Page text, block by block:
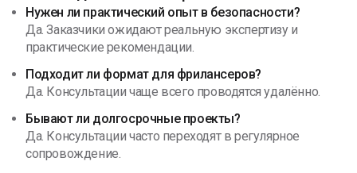
Нужен ли практический опыт в безопасности?
Да. Заказчики ожидают реальную экспертизу и
практические рекомендации.
Подходит ли формат для фрилансеров?
Да. Консультации чаще всего проводятся удалённо.
Бывают ли долгосрочные проекты?
Да. Консультации часто переходят в регулярное
сопровождение.